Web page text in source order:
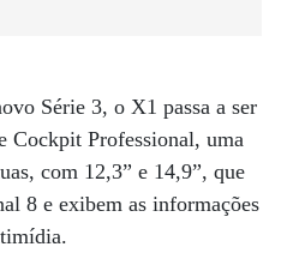
Série 3, o X1 passa a ser
Professional, uma
com 12,3” e 14,9”, que
8 e exibem as informações